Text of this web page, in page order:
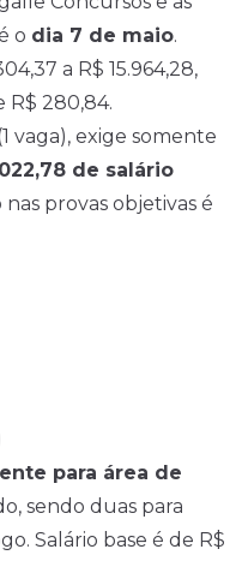
o dia 7 de maio.
a R$ 15.964,28,
R$ 280,84.
vaga), exige somente
de salário
provas objetivas é
para área de
sendo duas para
Salário base é de R$